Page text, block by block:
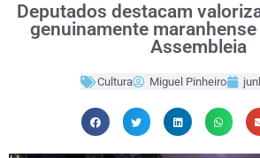
Deputados destacam
genuinamente
Assembleia
Cultura Miguel Pinheiro